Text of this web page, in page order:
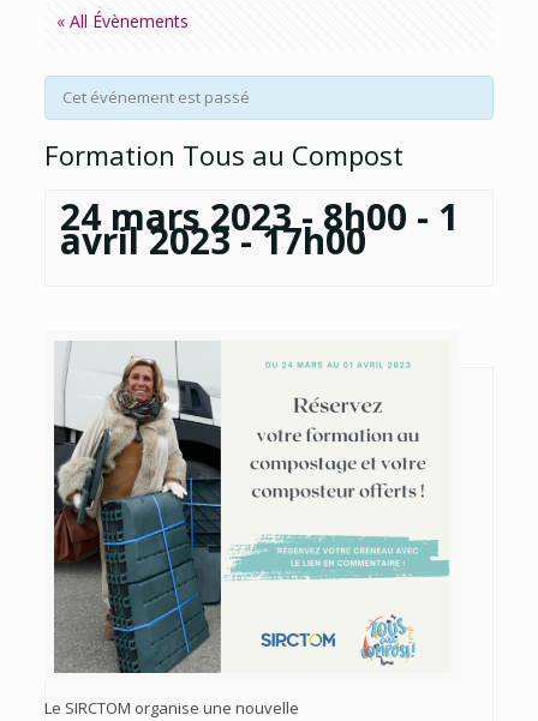
« All Évènements
Cet événement est passé
Formation Tous au Compost
24 mars 2023 - 8h00 - 1
avril 2023 - 17h00
Le SIRCTOM organise une nouvelle